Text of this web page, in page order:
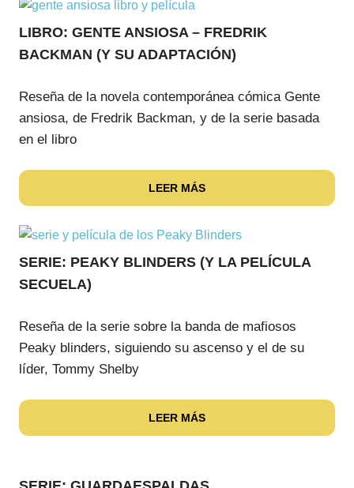
LIBRO: GENTE ANSIOSA – FREDRIK
BACKMAN (Y SU ADAPTACIÓN)
Reseña de la novela contemporánea cómica Gente
ansiosa, de Fredrik Backman, y de la serie basada
en el libro
LEER MÁS
SERIE: PEAKY BLINDERS (Y LA PELÍCULA
SECUELA)
Reseña de la serie sobre la banda de mafiosos
Peaky blinders, siguiendo su ascenso y el de su
líder, Tommy Shelby
LEER MÁS